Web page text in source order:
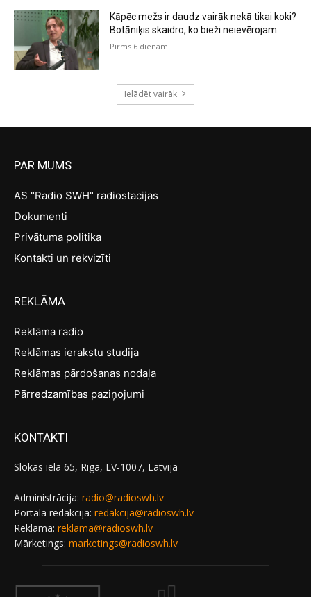
Kāpēc mežs ir daudz vairāk nekā tikai koki?
Botāniķis skaidro, ko bieži neievērojam
Pirms 6 dienām
Ielādēt vairāk
PAR MUMS
AS "Radio SWH" radiostacijas
Dokumenti
Privātuma politika
Kontakti un rekvizīti
REKLĀMA
Reklāma radio
Reklāmas ierakstu studija
Reklāmas pārdošanas nodaļa
Pārredzamības paziņojumi
KONTAKTI
Slokas iela 65, Rīga, LV-1007, Latvija
Administrācija: radio@radioswh.lv
Portāla redakcija: redakcija@radioswh.lv
Reklāma: reklama@radioswh.lv
Mārketings: marketings@radioswh.lv